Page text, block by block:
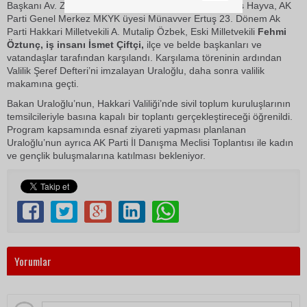
Başkanı Av. Zeydin Kaya, Kadın Kolları Başkanı Güneş Hayva, AK
Parti Genel Merkez MKYK üyesi Münavver Ertuş 23. Dönem Ak
Parti Hakkari Milletvekili A. Mutalip Özbek, Eski Milletvekili Fehmi
Öztunç, iş insanı İsmet Çiftçi, ilçe ve belde başkanları ve
vatandaşlar tarafından karşılandı. Karşılama töreninin ardından
Valilik Şeref Defteri’ni imzalayan Uraloğlu, daha sonra valilik
makamına geçti.
Bakan Uraloğlu’nun, Hakkari Valiliği’nde sivil toplum kuruluşlarının
temsilcileriyle basına kapalı bir toplantı gerçekleştireceği öğrenildi.
Program kapsamında esnaf ziyareti yapması planlanan
Uraloğlu’nun ayrıca AK Parti İl Danışma Meclisi Toplantısı ile kadın
ve gençlik buluşmalarına katılması bekleniyor.
Yorumlar